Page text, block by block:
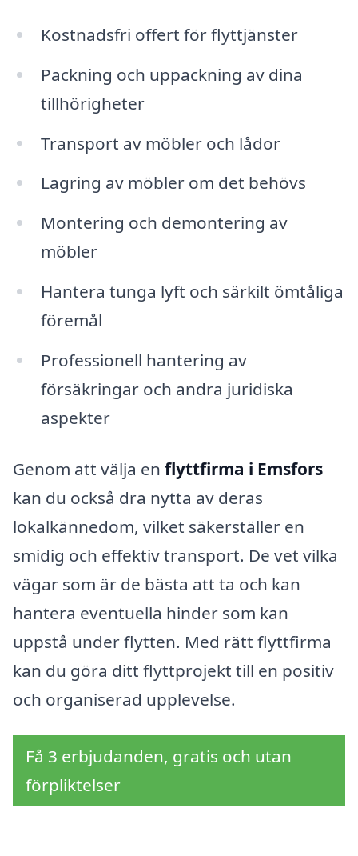
Kostnadsfri offert för flyttjänster
Packning och uppackning av dina
tillhörigheter
Transport av möbler och lådor
Lagring av möbler om det behövs
Montering och demontering av
möbler
Hantera tunga lyft och särkilt ömtåliga
föremål
Professionell hantering av
försäkringar och andra juridiska
aspekter
Genom att välja en flyttfirma i Emsfors
kan du också dra nytta av deras
lokalkännedom, vilket säkerställer en
smidig och effektiv transport. De vet vilka
vägar som är de bästa att ta och kan
hantera eventuella hinder som kan
uppstå under flytten. Med rätt flyttfirma
kan du göra ditt flyttprojekt till en positiv
och organiserad upplevelse.
Få 3 erbjudanden, gratis och utan
förpliktelser